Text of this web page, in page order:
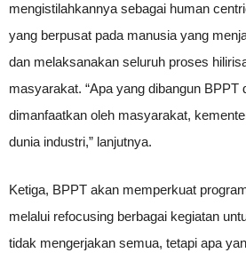
mengistilahkannya sebagai human
yang berpusat pada manusia yang
dan melaksanakan seluruh proses
masyarakat. “Apa yang dibangun BPPT
dimanfaatkan oleh masyarakat,
dunia industri,” lanjutnya.
Ketiga, BPPT akan memperkuat
melalui refocusing berbagai kegiatan
tidak mengerjakan semua, tetapi apa